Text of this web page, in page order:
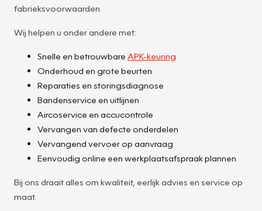
fabrieksvoorwaarden.
Wij helpen u onder andere met:
Snelle en betrouwbare APK-keuring
Onderhoud en grote beurten
Reparaties en storingsdiagnose
Bandenservice en uitlijnen
Aircoservice en accucontrole
Vervangen van defecte onderdelen
Vervangend vervoer op aanvraag
Eenvoudig online een werkplaatsafspraak plannen
Bij ons draait alles om kwaliteit, eerlijk advies en service op
maat.